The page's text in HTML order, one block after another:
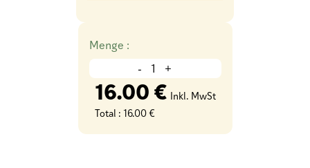
Menge :
- +
16.00 € Inkl. MwSt
Total : 16.00 €